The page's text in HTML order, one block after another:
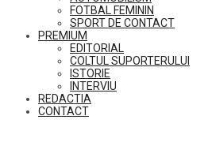
FOTBAL FEMININ
SPORT DE CONTACT
PREMIUM
EDITORIAL
COLTUL SUPORTERULUI
ISTORIE
INTERVIU
REDACTIA
CONTACT